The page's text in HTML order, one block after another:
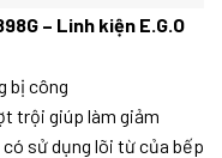
– Linh kiện E.G.O
bị công
trội giúp làm giảm
sử dụng lõi từ của bếp